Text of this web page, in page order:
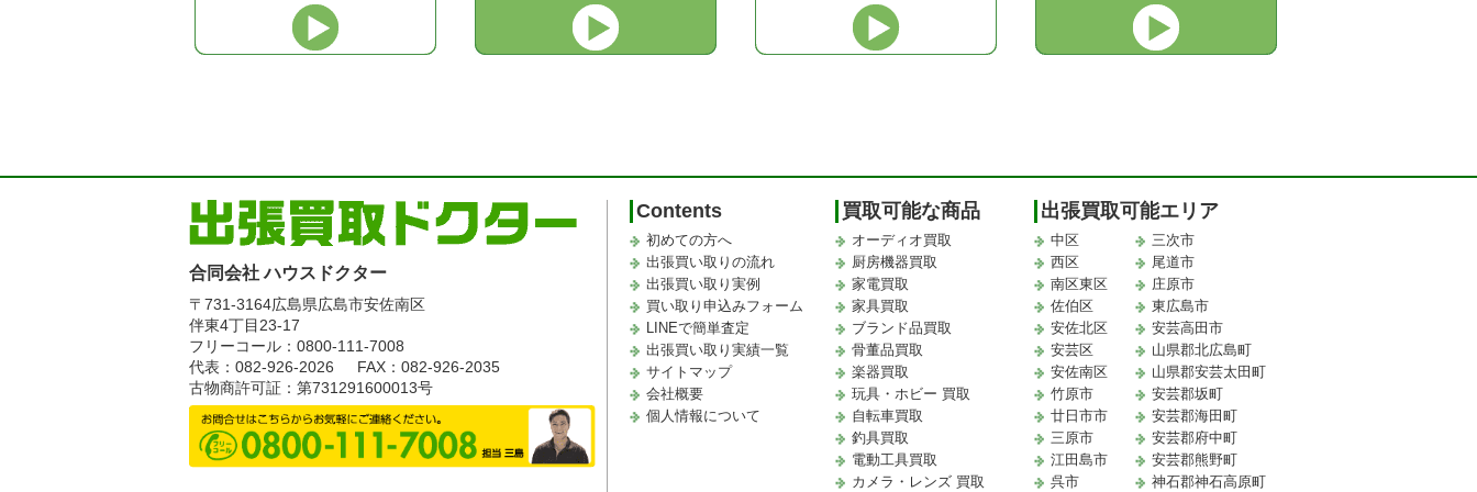
合同会社 ハウスドクター
〒731-3164広島県広島市安佐南区
伴東4丁目23-17
フリーコール：0800-111-7008
代表：082-926-2026
FAX：082-926-2035
古物商許可証：第731291600013号
Contents
初めての方へ
出張買い取りの流れ
出張買い取り実例
買い取り申込みフォーム
LINEで簡単査定
出張買い取り実績一覧
サイトマップ
会社概要
個人情報について
買取可能な商品
オーディオ買取
厨房機器買取
家電買取
家具買取
ブランド品買取
骨董品買取
楽器買取
玩具・ホビー 買取
自転車買取
釣具買取
電動工具買取
カメラ・レンズ 買取
出張買取可能エリア
中区
西区
南区東区
佐伯区
安佐北区
安芸区
安佐南区
竹原市
廿日市市
三原市
江田島市
呉市
三次市
尾道市
庄原市
東広島市
安芸高田市
山県郡北広島町
山県郡安芸太田町
安芸郡坂町
安芸郡海田町
安芸郡府中町
安芸郡熊野町
神石郡神石高原町